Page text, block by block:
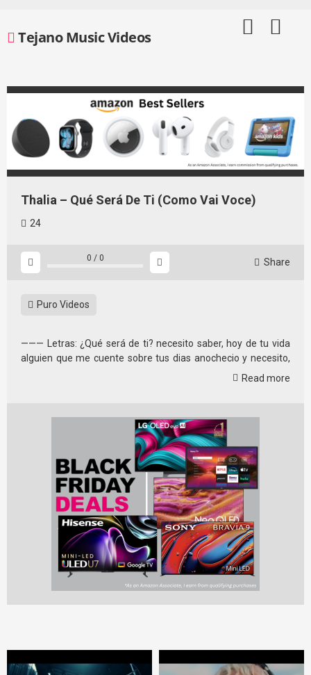
contentTejano Music Videos
Thalia – Qué Será De Ti (Como Vai Voce)
24
0 / 0 Share
Puro Videos
——— Letras: ¿Qué será de ti? necesito saber, hoy de tu vida
alguien que me cuente sobre tus dias anochecio y necesito,
Read more